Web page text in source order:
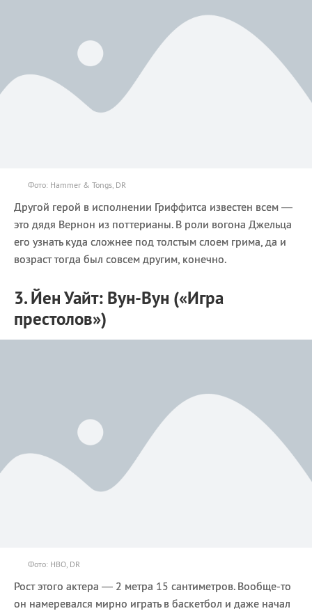
Фото: Hammer & Tongs, DR
Другой герой в исполнении Гриффитса известен всем —
это дядя Вернон из поттерианы. В роли вогона Джельца
его узнать куда сложнее под толстым слоем грима, да и
возраст тогда был совсем другим, конечно.
3. Йен Уайт: Вун-Вун («Игра
престолов»)
Фото: HBO, DR
Рост этого актера — 2 метра 15 сантиметров. Вообще-то
он намеревался мирно играть в баскетбол и даже начал